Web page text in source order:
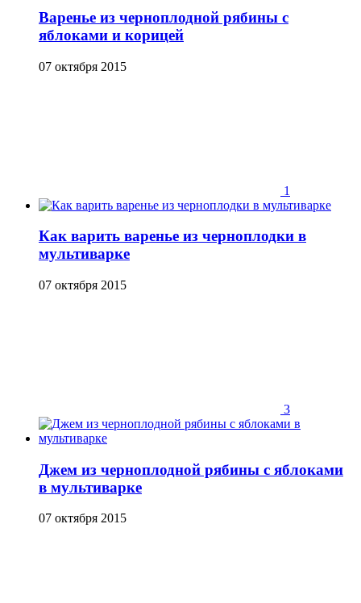
Варенье из черноплодной рябины с
яблоками и корицей
07 октября 2015
1
Как варить варенье из черноплодки в
мультиварке
07 октября 2015
3
Джем из черноплодной рябины с яблоками
в мультиварке
07 октября 2015